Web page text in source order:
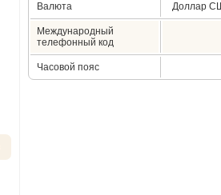
Валюта Доллар
Международный
телефонный код
Часовой пояс